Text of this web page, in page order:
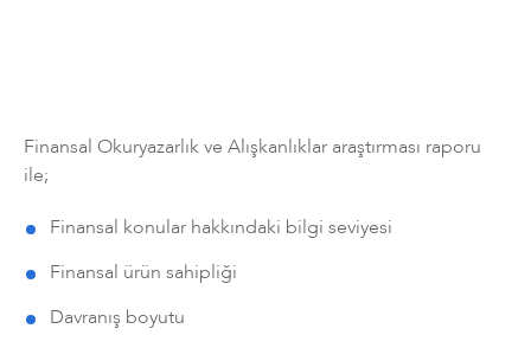
Finansal Okuryazarlık ve Alışkanlıklar araştırması raporu
ile;
Finansal konular hakkındaki bilgi seviyesi
Finansal ürün sahipliği
Davranış boyutu